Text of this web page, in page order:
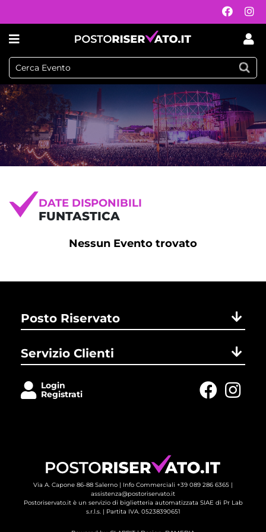
DATE DISPONIBILI
FUNTASTICA
Nessun Evento trovato
Posto Riservato
Servizio Clienti
Login
Registrati
Via A. Capone 86-88 Salerno | Info Commerciali +39 089 286 6365 |
assistenza@postoriservato.it
Postoriservato.it è un servizio di biglietteria automatizzata SIAE di Pr Lab
s.r.l.s. | Partita IVA. 05238390651